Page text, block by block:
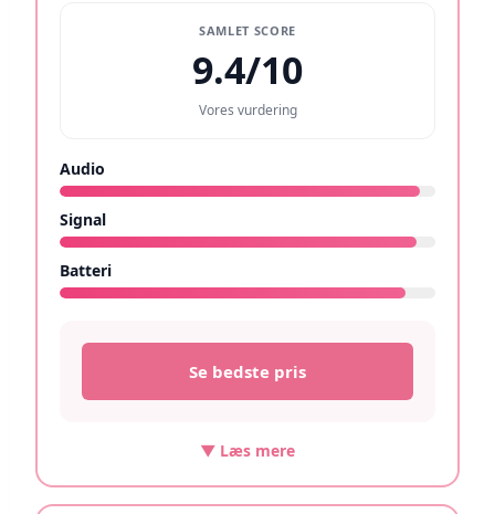
SAMLET SCORE
9.4/10
Vores vurdering
Audio
Signal
Batteri
Se bedste pris
▼ Læs mere